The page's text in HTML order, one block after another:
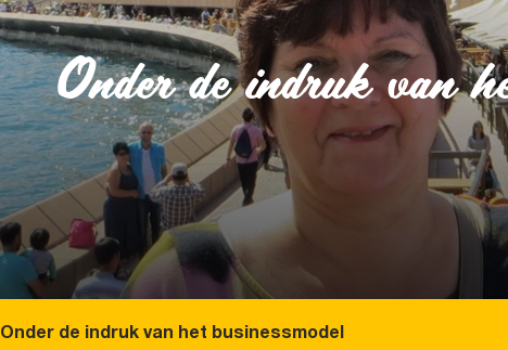
Onder de indruk van
Onder de indruk van het businessmodel